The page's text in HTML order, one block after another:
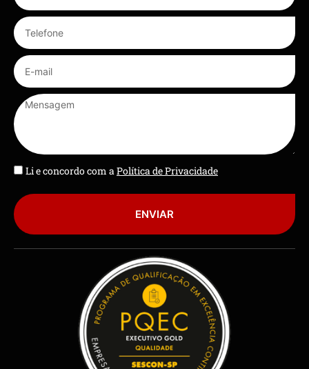
Li e concordo com a Política de Privacidade
ENVIAR